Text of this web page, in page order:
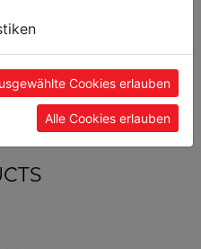
9120039903255
Cookies erlauben
Alle Cookies erlauben